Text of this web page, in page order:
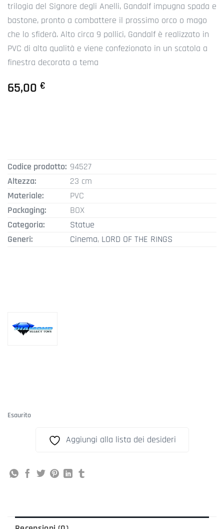
trilogia del Signore degli Anelli, Gandalf impugna spada e
bastone, pronto a combattere il prossimo orco o mago
che lo sfiderà. Alto circa 9 pollici, Gandalf è realizzato in
PVC di alta qualità e viene confezionato in un scatola a
finestra decorata a tema
65,00 €
Codice prodotto: 94527
Altezza:
23 cm
Materiale:
PVC
Packaging:
BOX
Categoria:
Statue
Generi:
Cinema, LORD OF THE RINGS
Esaurito
Aggiungi alla lista dei desideri